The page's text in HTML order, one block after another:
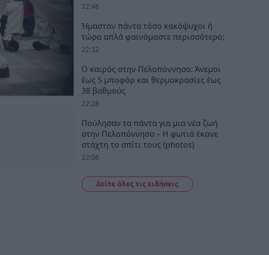
22:46
Ήμασταν πάντα τόσο κακόψυχοι ή
τώρα απλά φαινόμαστε περισσότερο;
22:32
Ο καιρός στην Πελοπόννησο: Άνεμοι
έως 5 μποφόρ και θερμοκρασίες έως
38 βαθμούς
22:28
Πούλησαν τα πάντα για μια νέα ζωή
στην Πελοπόννησο – Η φωτιά έκανε
στάχτη το σπίτι τους (photos)
22:06
Δείτε όλες τις ειδήσεις